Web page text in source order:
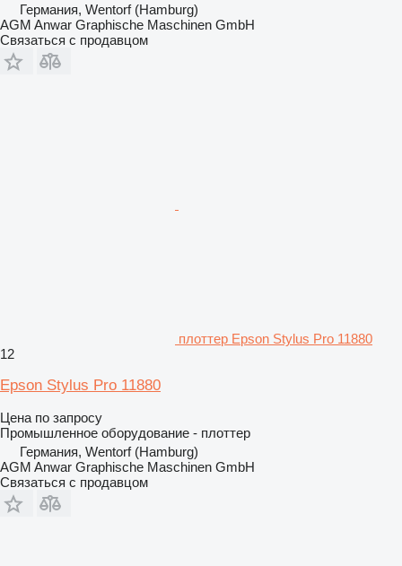
Германия, Wentorf (Hamburg)
AGM Anwar Graphische Maschinen GmbH
Связаться с продавцом
плоттер Epson Stylus Pro 11880
12
Epson Stylus Pro 11880
Цена по запросу
Промышленное оборудование - плоттер
Германия, Wentorf (Hamburg)
AGM Anwar Graphische Maschinen GmbH
Связаться с продавцом